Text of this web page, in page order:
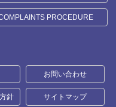
PROCEDURE
お問い合わせ
針 サイトマップ